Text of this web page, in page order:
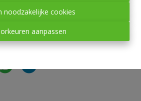
noodzakelijke cookies
aanpassen